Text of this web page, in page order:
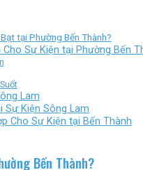
tại Phường Bến Thành?
Sự Kiện tại Phường Bến
Lam
Sự Kiện Sông Lam
Cho Sự Kiện tại Bến Thành
Bến Thành?